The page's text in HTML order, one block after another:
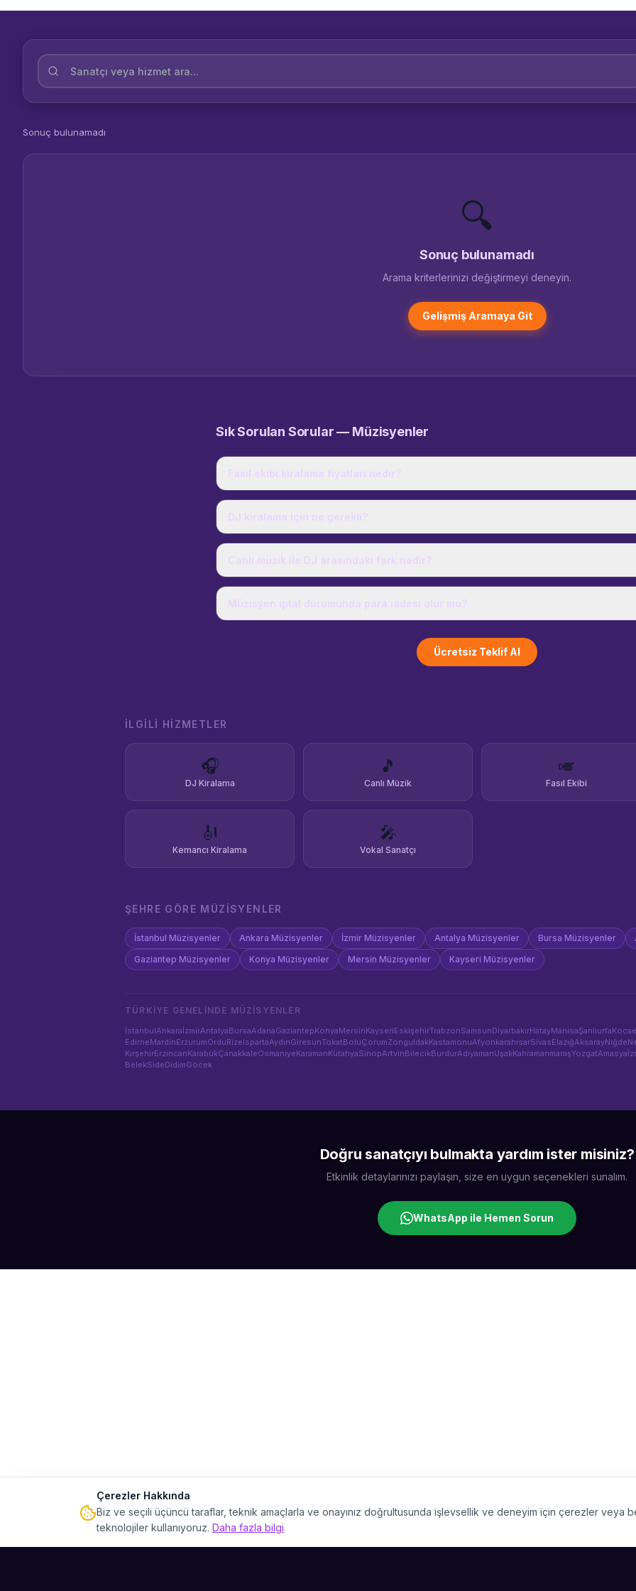
Sonuç bulunamadı
🔍
Sonuç bulunamadı
Arama kriterlerinizi değiştirmeyi deneyin.
Gelişmiş Aramaya Git
Sık Sorulan Sorular — Müzisyenler
Fasıl ekibi kiralama fiyatları nedir?
DJ kiralama için ne gerekli?
Canlı müzik ile DJ arasındaki fark nedir?
Müzisyen iptal durumunda para iadesi olur mu?
Ücretsiz Teklif Al
İLGILI HIZMETLER
🎧
DJ Kiralama
🎵
Canlı Müzik
🎺
Fasıl Ekibi
🎻
Kemancı Kiralama
🎤
Vokal Sanatçı
ŞEHRE GÖRE MÜZISYENLER
İstanbul Müzisyenler Ankara Müzisyenler İzmir Müzisyenler Antalya Müzisyenler Bursa Müzisyenler
Gaziantep Müzisyenler Konya Müzisyenler Mersin Müzisyenler Kayseri Müzisyenler
TÜRKIYE GENELINDE MÜZISYENLER
İstanbulAnkaraİzmirAntalyaBursaAdanaGaziantepKonyaMersinKayseriEskişehirTrabzonSamsunDiyarbakırHatayManisaŞanlıurfa
EdirneMardinErzurumOrduRizeIspartaAydınGiresunTokatBoluÇorumZonguldakKastamonuAfyonkarahisarSivasElazığAksarayNiğde
KırşehirErzincanKarabükÇanakkaleOsmaniyeKaramanKütahyaSinopArtvinBilecikBurdurAdıyamanUşakKahramanmaraşYozgatAmasya
BelekSideDidimGöcek
Doğru sanatçıyı bulmakta yardım ister misiniz?
Etkinlik detaylarınızı paylaşın, size en uygun seçenekleri sunalım.
WhatsApp ile Hemen Sorun
Çerezler Hakkında
Biz ve seçili üçüncü taraflar, teknik amaçlarla ve onayınız doğrultusunda işlevsellik ve deneyim için çerezler veya
teknolojiler kullanıyoruz. Daha fazla bilgi